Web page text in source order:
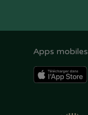
Apps mobiles